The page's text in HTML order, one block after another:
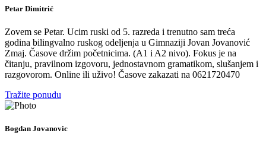
Petar Dimitrić
Zovem se Petar. Ucim ruski od 5. razreda i trenutno sam treća
godina bilingvalno ruskog odeljenja u Gimnaziji Jovan Jovanović
Zmaj. Časove držim početnicima. (A1 i A2 nivo). Fokus je na
čitanju, pravilnom izgovoru, jednostavnom gramatikom, slušanjem i
razgovorom. Online ili uživo! Časove zakazati na 0621720470
Tražite ponudu
Bogdan Jovanovic